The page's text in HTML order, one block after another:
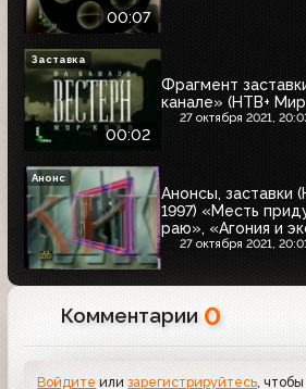
00:07
00:02
Фрагмент
канале» (НТВ+ Мир
27 октября 2021,
Заставка
Анонсы, заставки
1997) «Месть
раю», «Агония и
выше»
27 октября 2021,
Анонс
Комментарии 0
Войдите илизарегистрируйтесь,